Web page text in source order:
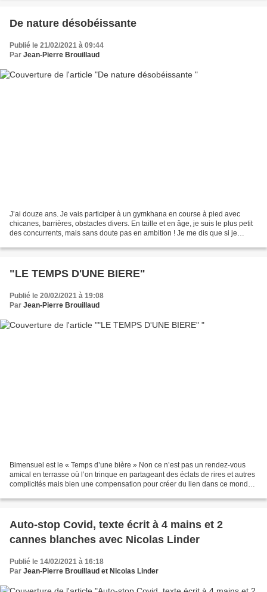
De nature désobéissante
Publié le 21/02/2021 à 09:44
Par Jean-Pierre Brouillaud
J’ai douze ans. Je vais participer à un gymkhana en course à pied avec
chicanes, barrières, obstacles divers. En taille et en âge, je suis le plus petit
des concurrents, mais sans doute pas en ambition ! Je me dis que si je
"LE TEMPS D'UNE BIERE"
Publié le 20/02/2021 à 19:08
Par Jean-Pierre Brouillaud
Bimensuel est le « Temps d’une bière » Non ce n’est pas un rendez-vous
amical en terrasse où l’on trinque en partageant des éclats de rires et autres
complicités mais bien une compensation pour créer du lien dans ce monde
Auto-stop Covid, texte écrit à 4 mains et 2
cannes blanches avec Nicolas Linder
Publié le 14/02/2021 à 16:18
Par Jean-Pierre Brouillaud et Nicolas Linder